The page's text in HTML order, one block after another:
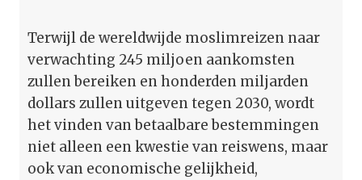
Terwijl de wereldwijde moslimreizen naar
verwachting 245 miljoen aankomsten
zullen bereiken en honderden miljarden
dollars zullen uitgeven tegen 2030, wordt
het vinden van betaalbare bestemmingen
niet alleen een kwestie van reiswens, maar
ook van economische gelijkheid,